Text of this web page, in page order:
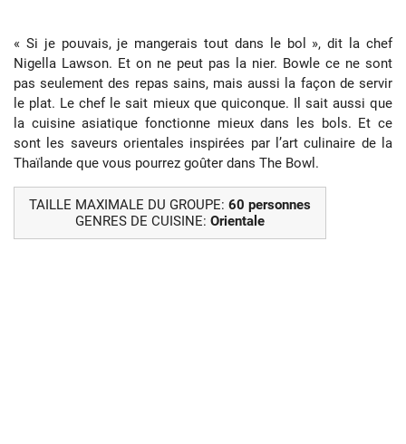
« Si je pouvais, je mangerais tout dans le bol », dit la chef
Nigella Lawson. Et on ne peut pas la nier. Bowle ce ne sont
pas seulement des repas sains, mais aussi la façon de servir
le plat. Le chef le sait mieux que quiconque. Il sait aussi que
la cuisine asiatique fonctionne mieux dans les bols. Et ce
sont les saveurs orientales inspirées par l’art culinaire de la
Thaïlande que vous pourrez goûter dans The Bowl.
TAILLE MAXIMALE DU GROUPE: 60 personnes
GENRES DE CUISINE: Orientale